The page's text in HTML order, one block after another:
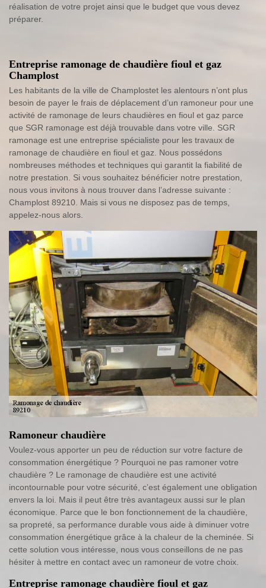
réalisation de votre projet ainsi que le budget que vous devez
préparer.
Entreprise ramonage de chaudière fioul et gaz
Champlost
Les habitants de la ville de Champlostet les alentours n’ont plus
besoin de payer le frais de déplacement d’un ramoneur pour une
activité de ramonage de leurs chaudières en fioul et gaz parce
que SGR ramonage est déjà trouvable dans votre ville. SGR
ramonage est une entreprise spécialiste pour les travaux de
ramonage de chaudière en fioul et gaz. Nous possédons
nombreuses méthodes et techniques qui garantit la fiabilité de
notre prestation. Si vous souhaitez bénéficier notre prestation,
nous vous invitons à nous trouver dans l’adresse suivante :
Champlost 89210. Mais si vous ne disposez pas de temps,
appelez-nous alors.
Ramoneur chaudière
Voulez-vous apporter un peu de réduction sur votre facture de
consommation énergétique ? Pourquoi ne pas ramoner votre
chaudière ? Le ramonage de chaudière est une activité
incontournable pour votre sécurité, c’est également une obligation
envers la loi. Mais il peut être très avantageux aussi sur le plan
économique. Parce que le bon fonctionnement de la chaudière,
sa propreté, sa performance durable vous aide à diminuer votre
consommation énergétique grâce à la chaleur de la cheminée. Si
cette solution vous intéresse, nous vous conseillons de ne pas
hésiter à mettre en contact avec un ramoneur de votre choix.
Entreprise ramonage chaudière fioul et gaz